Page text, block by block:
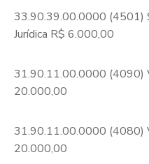
33.90.39.00.0000 (4501)
Jurídica R$ 6.000,00
31.90.11.00.0000 (4090)
20.000,00
31.90.11.00.0000 (4080)
20.000,00